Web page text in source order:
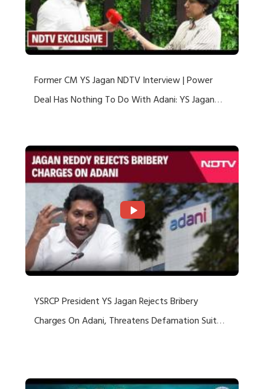
Former CM YS Jagan NDTV Interview | Power
Deal Has Nothing To Do With Adani: YS Jagan
YSRCP President YS Jagan Rejects Bribery
Charges On Adani, Threatens Defamation Suit